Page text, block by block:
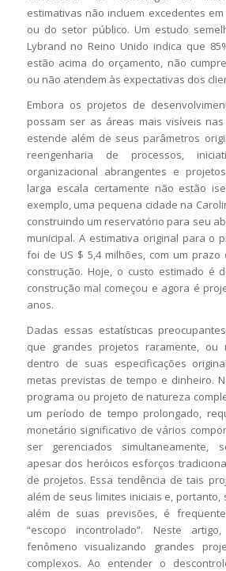
estimativas não incluem excedentes
ou do setor público. Um estudo
Lybrand no Reino Unido indica que
estão acima do orçamento, não
ou não atendem às expectativas dos
Embora os projetos de
possam ser as áreas mais visíveis
estende além de seus parâmetros
reengenharia de processos,
organizacional abrangentes e
larga escala certamente não estão
exemplo, uma pequena cidade na
construindo um reservatório para seu
municipal. A estimativa original para o
foi de US $ 5,4 milhões, com um
construção. Hoje, o custo estimado é
construção mal começou e agora é
anos.
Dadas essas estatísticas
que grandes projetos raramente, ou
dentro de suas especificações
metas previstas de tempo e dinheiro.
programa ou projeto de natureza
um período de tempo prolongado,
monetário significativo de vários
ser gerenciados simultaneamente,
apesar dos heróicos esforços
de projetos. Essa tendência de tais
além de seus limites iniciais e, portanto,
além de suas previsões, é
“escopo incontrolado”. Neste
fenômeno visualizando grandes
complexos. Ao entender o